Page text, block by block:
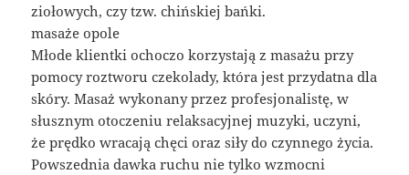
ziołowych, czy tzw. chińskiej bańki.
masaże opole
Młode klientki ochoczo korzystają z masażu przy
pomocy roztworu czekolady, która jest przydatna dla
skóry. Masaż wykonany przez profesjonalistę, w
słusznym otoczeniu relaksacyjnej muzyki, uczyni,
że prędko wracają chęci oraz siły do czynnego życia.
Powszednia dawka ruchu nie tylko wzmocni